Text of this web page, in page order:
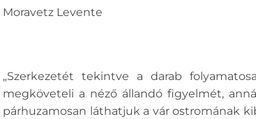
Moravetz Levente
„Szerkezetét tekintve a darab
megköveteli a néző állandó figyelmét,
párhuzamosan láthatjuk a vár ostromának